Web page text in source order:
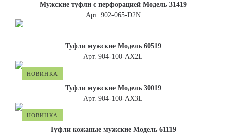
Мужские туфли с перфорацией Модель 31419
Арт. 902-065-D2N
Туфли мужские Модель 60519
Арт. 904-100-АХ2L
НОВИНКА
Туфли мужские Модель 30019
Арт. 904-100-АХ3L
НОВИНКА
Туфли кожаные мужские Модель 61119